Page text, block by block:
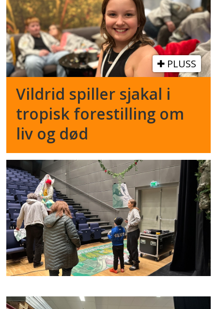
PLUSS
Vildrid spiller sjakal i
tropisk forestilling om
liv og død